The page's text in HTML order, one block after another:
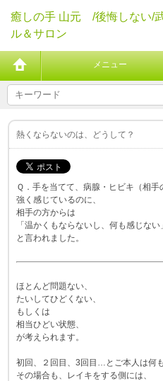
癒しの手 山元 /後悔しない/
ル＆サロン
メニュー
熱くならないのは、どうして？
Ｑ．手を当てて、病腺・ヒビキ（相
強く感じているのに、
相手の方からは
「温かくもならないし、何も感じない
と言われました。
ほとんど問題ない、
たいしてひどくない、
もしくは
相当ひどい状態、
が考えられます。
初回、２回目、3回目…とご本人は何
その場合も、レイキをする側には、